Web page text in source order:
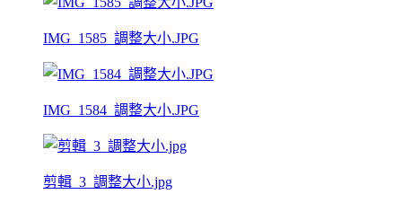
IMG_1585_調整大小.JPG
IMG_1584_調整大小.JPG
剪輯_3_調整大小.jpg